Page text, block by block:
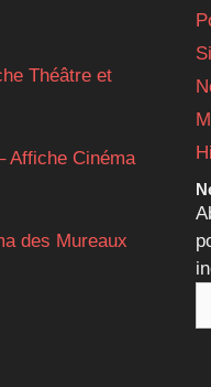
Théâtre et
Affiche Cinéma
des Mureaux